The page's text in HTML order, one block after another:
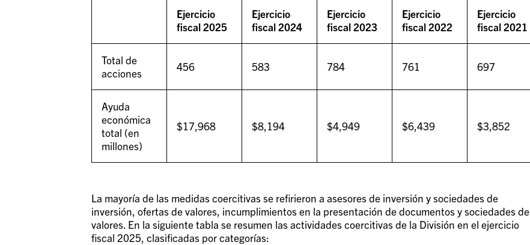
Ejercicio
fiscal 2025
Ejercicio
fiscal 2024
Ejercicio
fiscal 2023
Ejercicio
fiscal 2022
Ejercicio
fiscal 2021
Total de
acciones
456 583 784 761 697
Ayuda
económica
total (en
millones)
$17,968 $8,194 $4,949 $6,439 $3,852
La mayoría de las medidas coercitivas se refirieron a asesores de inversión y sociedades de
inversión, ofertas de valores, incumplimientos en la presentación de documentos y sociedades de
valores. En la siguiente tabla se resumen las actividades coercitivas de la División en el ejercicio
fiscal 2025, clasificadas por categorías: